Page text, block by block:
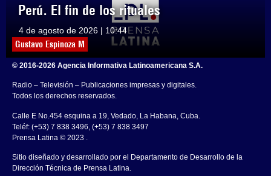
Perú. El fin de los rituales
4 de agosto de 2026 | 10:44
Gustavo Espinoza M
© 2016-2026 Agencia Informativa Latinoamericana S.A.
Radio – Televisión – Publicaciones impresas y digitales.
Todos los derechos reservados.
Calle E No.454 esquina a 19, Vedado, La Habana, Cuba.
Teléf: (+53) 7 838 3496, (+53) 7 838 3497
Prensa Latina © 2023 .
Sitio diseñado y desarrollado por el Departamento de Desarrollo de la
Dirección Técnica de Prensa Latina.